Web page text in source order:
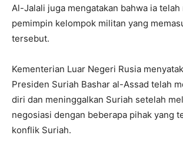
Al-Jalali juga mengatakan bahwa ia
pemimpin kelompok militan yang
tersebut.
Kementerian Luar Negeri Rusia
Presiden Suriah Bashar al-Assad telah
diri dan meninggalkan Suriah setelah
negosiasi dengan beberapa pihak yang
konflik Suriah.